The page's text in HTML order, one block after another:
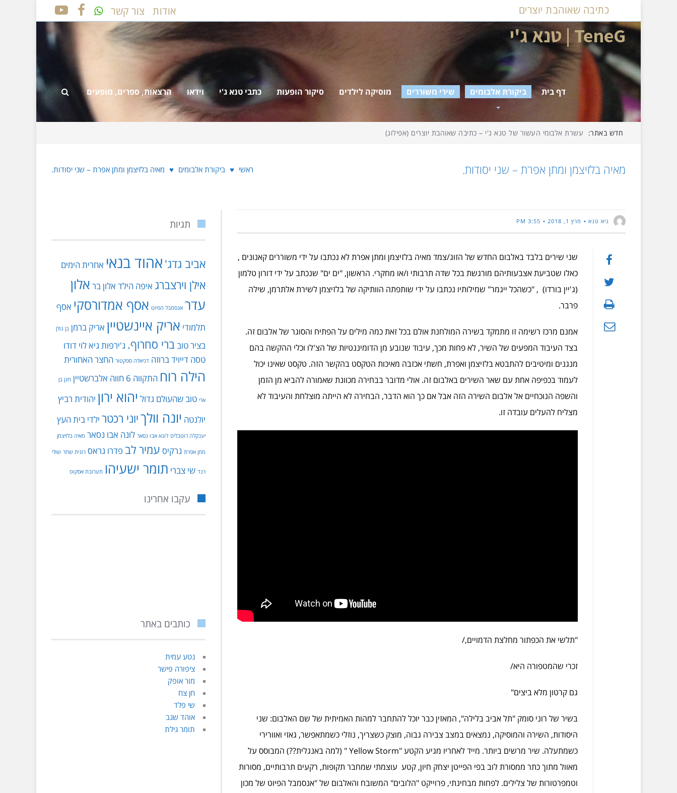
כתיבה שאוהבת יוצרים אודות צור קשר
FACEBOOK
YOUTUBE
TeneG | טנא ג'י
דף בית ביקורת אלבומים שירי משוררים מוסיקה לילדים סיקור הופעות כתבי טנא ג'י וידאו הרצאות, ספרים, מופעים
חדש באתר: דצמבר ג'י – על אלבומי החודש שחלף…
מאיה בלזיצמן ומתן אפרת – שני יסודות. ראשי ♥ ביקורת אלבומים ♥ מאיה בלזיצמן ומתן אפרת – שני יסודות.
גיא טנא מרץ 1, 2018 3:55 PM
שני שירים בלבד באלבום החדש של הזוג/צמד מאיה בלזיצמן ומתן אפרת לא נכתבו על ידי משוררים קאנונים ,
כאלו שטביעת אצבעותיהם מורגשת בכל שדה תרבותי ו/או מחקרי. הראשון, "ים ים" שנכתב על ידי דורון טלמון
(ג'יין בורדו) , "כשהכל ייגמר" שמילותיו נכתבו על ידי שותפתה הוותיקה של בלזיצמן לשירת אלתרמן, שילה
פרבר.
אמנם מרכז רשימה זו מתמקד בשירה המולחנת אולם בכל זאת כמה מילים על הפתיח והסוגר של אלבום זה.
בצד העיבוד המפעים של השיר, לא פחות מכך, עיבוד שנובע מן הדומיננטיות של הצ'לו וכלי ההקשה בהם
מנגנים ומיטיבים להתבטא בלזיצמן ואפרת, חשתי אכזבה מאיכות הטקסט בהקשר הזה. טקסט שאינו יכול
לעמוד בכפיפה אחת עם שאר השירים באלבום זה. אולי מדובר בבחירה מכוונת שאמורה להביא מן הזמן
והשפה הנוכחיים אל אלבום השירה הזה אבל אם כך הוא הדבר, הבחירה לא הייתה מוצלחת והעיבוד לא
מצליח להעלים עובדה זו.
"תלשי את הכפתור מחלצת הדמויים,/
זכרי שהמטפורה היא/
גם קרטון מלא ביצים"
בשיר של רוני סומק "תל אביב בלילה", המאזין כבר יוכל להתחבר למהות האמיתית של שם האלבום: שני
היסודות, השירה והמוסיקה, נמצאים במצב צבירה גבוה, מוצק כשצריך, נוזלי כשמתאפשר, גאזי ואוורירי
כשמתעלה. שיר מרשים ביותר. מייד לאחריו מגיע הקטע "Yellow Storm " (למה באנגלית??) המבוסס על
מאוול מתוך כתר ממסורת לוב בפי הפייטן יצחק חיון, קטע עוצמתי שמחבר תקופות, רקעים תרבותיים, מסורות
וטמפרטורות של צלילים. לפחות מבחינתי, פרוייקט "הלובים" המשובח והאלבום של "אנסמבל הפיוט של מכון
תגיות
אביב גדג' אהוד בנאי אחרית הימים
אילן וירצברג איפה הילד אלון בר אלון
עדר אנסמבל הפיוט אסף אמדורסקי אסף
תלמודי אריק איינשטיין אריק ברמן בן גולן
בציר טובברי סחרוף. ג'ירפות גיא לוי דודו
טסה דייויד ברוזה דניאלה ספקטור החצר האחורית
הילה רוח התקווה 6 חווה אלברשטיין חנן בן
ארי טוב שהעולם גדול יהוא ירון יהודית רביץ
יולנטה יונה וולךיוני רכטר ילדי בית העץ
יענקלה רוטבליט לונא אבו נסאר לונה אבו נסאר מאיה בלזיצמן
מתן אפרת נרקיס עמיר לב פדרו גראס רונית שחר שולי
רנד שי צברי תומר ישעיהו תערובת אסקוט
עקבו אחרינו
כותבים באתר
נטע עמית
ציפורה פישר
מור אופק
חן צח
שי פלד
אוהד שגב
תומר גילת